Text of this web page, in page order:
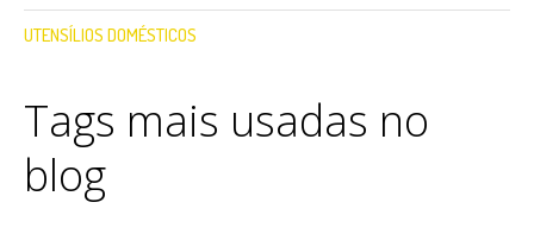
UTENSÍLIOS DOMÉSTICOS
Tags mais usadas no
blog